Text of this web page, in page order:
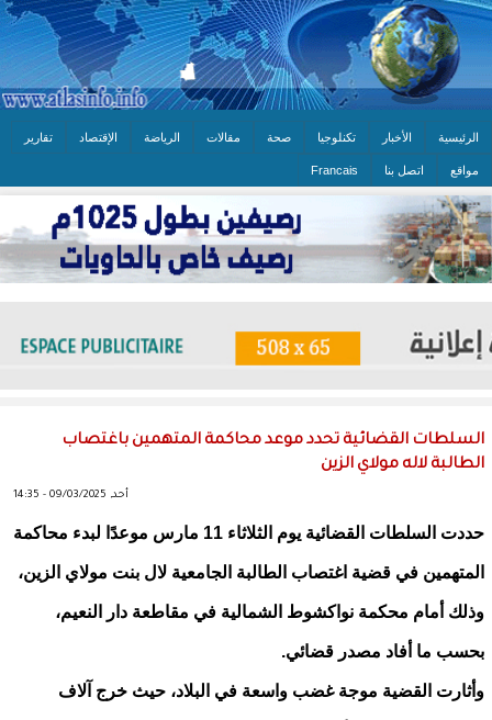
الرئيسية الأخبار تكنلوجيا صحة مقالات الرياضة الإقتصاد تقارير
مواقع اتصل بنا Francais
السلطات القضائية تحدد موعد محاكمة المتهمين باغتصاب
الطالبة لاله مولاي الزين
أحد, 09/03/2025 - 14:35
حددت السلطات القضائية يوم الثلاثاء 11 مارس موعدًا لبدء محاكمة
المتهمين في قضية اغتصاب الطالبة الجامعية لال بنت مولاي الزين،
وذلك أمام محكمة نواكشوط الشمالية في مقاطعة دار النعيم،
بحسب ما أفاد مصدر قضائي.
وأثارت القضية موجة غضب واسعة في البلاد، حيث خرج آلاف